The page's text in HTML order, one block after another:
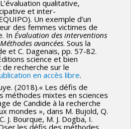
qualitative,
et inter-
Un exemple d’un
des femmes victimes de
In Évaluation des interventions
avancées. Sous la
et C. Dagenais, pp. 57-82.
science et bien
recherche sur le
en accès libre.
(2018).« Les défis de
méthodes mixtes en sciences
de Candide à la recherche
mondes », dans M. Bujold, Q.
J. Bourque, M. J. Dogba, I.
les défis des méthodes